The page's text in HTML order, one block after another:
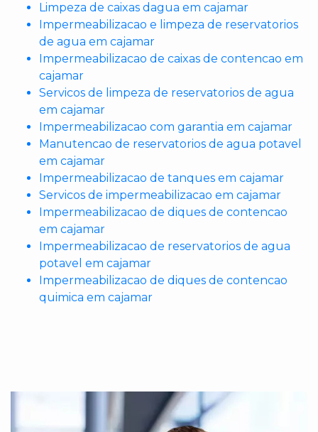
Limpeza de caixas dagua em cajamar
Impermeabilizacao e limpeza de reservatorios
de agua em cajamar
Impermeabilizacao de caixas de contencao em
cajamar
Servicos de limpeza de reservatorios de agua
em cajamar
Impermeabilizacao com garantia em cajamar
Manutencao de reservatorios de agua potavel
em cajamar
Impermeabilizacao de tanques em cajamar
Servicos de impermeabilizacao em cajamar
Impermeabilizacao de diques de contencao
em cajamar
Impermeabilizacao de reservatorios de agua
potavel em cajamar
Impermeabilizacao de diques de contencao
quimica em cajamar